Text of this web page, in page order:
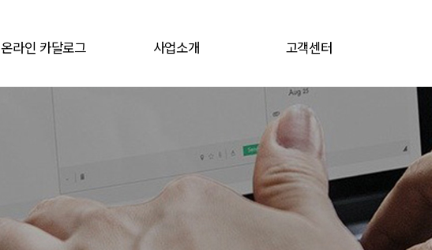
온라인 카달로그
온라인 카달로그
사업소개
전지소재
고객센터
공지/뉴스
채용공고
문의게시판
로그인
개인정보처리방침
서비스 이용약관